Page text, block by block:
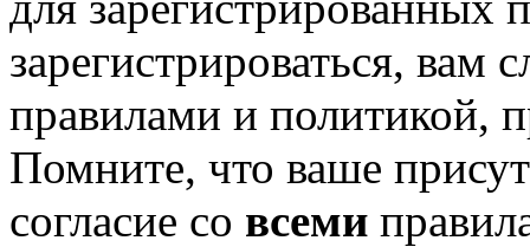
зарегистрироваться, вам
правилами и политикой,
Помните, что ваше
согласие со всеми